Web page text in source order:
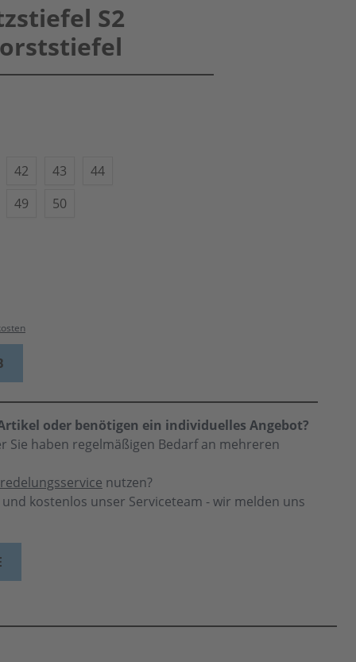
S2
42 43
44
49
50
oder benötigen ein individuelles Angebot?
Sie haben regelmäßigen Bedarf an mehreren
nutzen?
kostenlos unser Serviceteam - wir melden uns